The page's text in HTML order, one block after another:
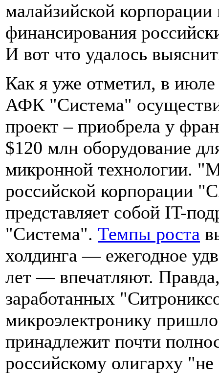
малайзийской корпорации
финансирования
И вот что удалось
Как я уже отметил, в июле
АФК "Система"
проект – приобрела у
$120 млн оборудование
микронной технологии.
российской корпорации
представляет собой IT-
"Система". Темпы роста
холдинга — ежегодное
лет — впечатляют.
заработанных
микроэлектронику
принадлежит почти
российскому олигарху